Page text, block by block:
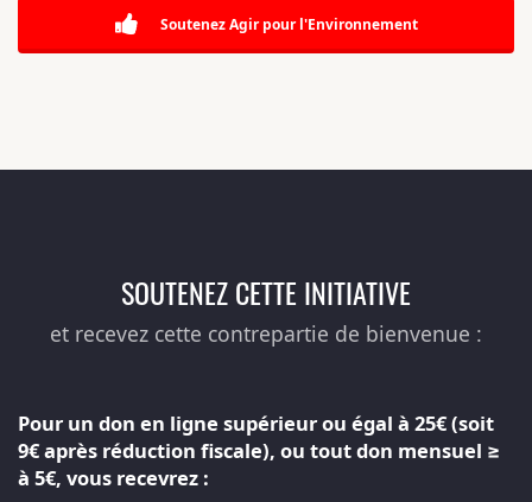
Soutenez Agir pour l'Environnement
SOUTENEZ CETTE INITIATIVE
et recevez cette contrepartie de bienvenue :
Pour un don en ligne supérieur ou égal à 25€ (soit
9€ après réduction fiscale), ou tout don mensuel ≥
à 5€, vous recevrez :